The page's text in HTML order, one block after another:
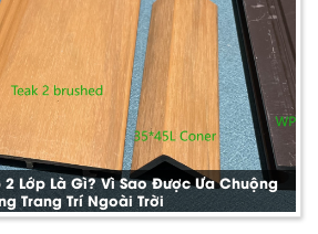
Lớp Là Gì? Vì Sao Được Ưa Chuộng
Trang Trí Ngoài Trời